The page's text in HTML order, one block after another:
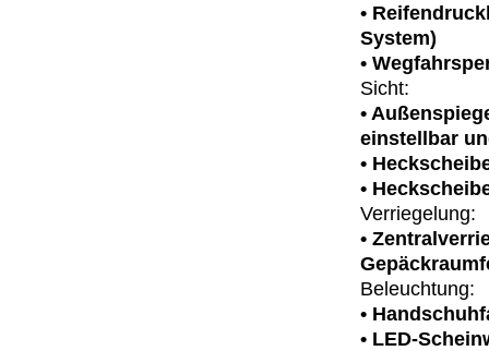
•
System)
•
Sicht:
•
einstellbar
•
•
Verriegelung:
•
Beleuchtung:
•
• LED-